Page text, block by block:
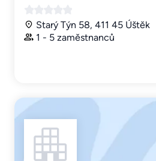
Starý Týn 58, 411 45 Úštěk
1 - 5 zaměstnanců